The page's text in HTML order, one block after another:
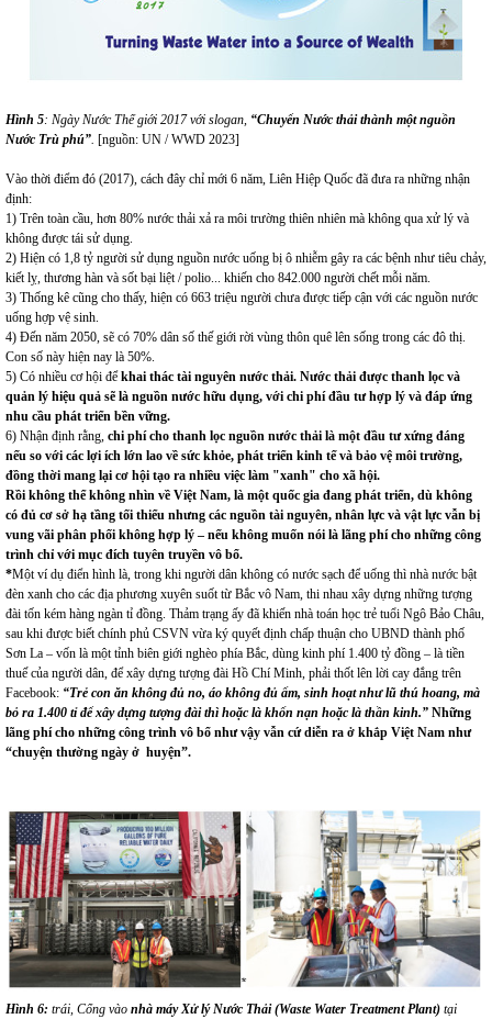
Hình 5: Ngày Nước Thế giới 2017 với slogan, “Chuyển Nước thải thành một nguồn
Nước Trù phú”. [nguồn: UN / WWD 2023]
Vào thời điểm đó (2017), cách đây chỉ mới 6 năm, Liên Hiệp Quốc đã đưa ra những nhận
định:
1) Trên toàn cầu, hơn 80% nước thải xả ra môi trường thiên nhiên mà không qua xử lý và
không được tái sử dụng.
2) Hiện có 1,8 tỷ người sử dụng nguồn nước uống bị ô nhiễm gây ra các bệnh như tiêu chảy,
kiết lỵ, thương hàn và sốt bại liệt / polio... khiến cho 842.000 người chết mỗi năm.
3) Thống kê cũng cho thấy, hiện có 663 triệu người chưa được tiếp cận với các nguồn nước
uống hợp vệ sinh.
4) Đến năm 2050, sẽ có 70% dân số thế giới rời vùng thôn quê lên sống trong các đô thị.
Con số này hiện nay là 50%.
5) Có nhiều cơ hội để khai thác tài nguyên nước thải. Nước thải được thanh lọc và
quản lý hiệu quả sẽ là nguồn nước hữu dụng, với chi phíđầu tưhợp lý và đáp ứng
nhu cầu phát triển bền vững.
6) Nhận định rằng, chi phí cho thanh lọc nguồn nước thải là một đầu tư xứng đáng
nếu so với các lợi ích lớn lao về sức khỏe, phát triển kinh tế và bảo vệ môi trường,
đồng thời mang lại cơ hội tạo ra nhiều việc làm "xanh" cho xã hội.
Rồi không thể không nhìn về Việt Nam, là một quốc gia đang phát triển, dù không
có đủ cơ sở hạ tầng tối thiểu nhưng các nguồn tài nguyên, nhân lực và vật lực vẫn bị
vung vãi phân phối không hợp lý – nếu không muốn nói là lãng phí cho những công
trình chỉ với mục đích tuyên truyền vô bổ.
*Một ví dụ điển hình là, trong khi người dân không có nước sạch để uống thì nhà nước bật
đèn xanh cho các địa phương xuyên suốt từ Bắc vô Nam, thi nhau xây dựng những tượng
đài tốn kém hàng ngàn tỉ đồng. Thảm trạng ấy đã khiến nhà toán học trẻ tuổi Ngô Bảo Châu,
sau khi được biết chính phủ CSVN vừa ký quyết định chấp thuận cho UBND thành phố
Sơn La – vốn là một tỉnh biên giới nghèo phía Bắc, dùng kinh phí 1.400 tỷ đồng – là tiền
thuế của người dân, để xây dựng tượng đài Hồ Chí Minh, phải thốt lên lời cay đắng trên
Facebook: “Trẻ con ăn không đủ no, áo không đủ ấm, sinh hoạt như lũ thú hoang, mà
bỏ ra 1.400 tỉ để xây dựng tượng đài thì hoặc là khốn nạn hoặc là thần kinh.” Những
lãng phí cho những công trình vô bổ như vậy vẫn cứ diễn ra ở khắp Việt Nam như
“chuyện thường ngày ở huyện”.
Hình 6: trái, Cổng vào nhà máy Xửlý Nước Thải (Waste Water Treatment Plant) tại